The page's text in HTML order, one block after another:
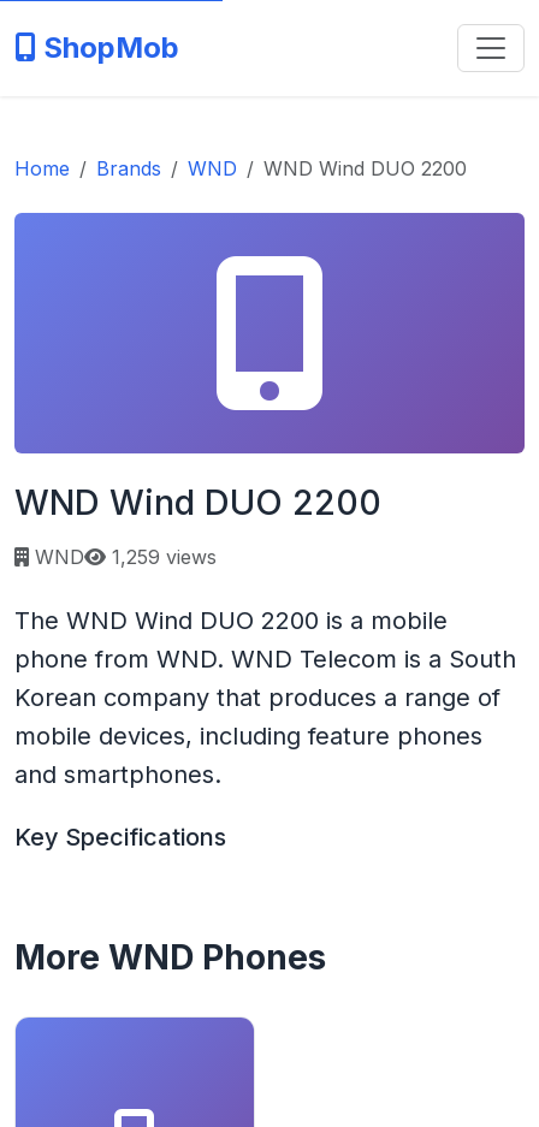
ShopMob
Home Brands WND WND Wind DUO 2200
WND Wind DUO 2200
WND Page views:
1,259 views
The WND Wind DUO 2200 is a mobile
phone from WND. WND Telecom is a South
Korean company that produces a range of
mobile devices, including feature phones
and smartphones.
Key Specifications
More WND Phones